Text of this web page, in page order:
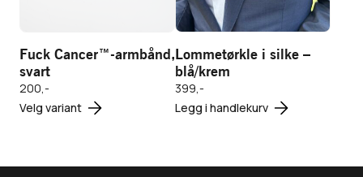
på
produktsiden
Fuck Cancer™-armbånd,
svart
200,-
Velg variant
flere
Legg i
Lommetørkle i silke –
blå/krem
399,-
Legg i handlekurv
Legg i
handlekurv